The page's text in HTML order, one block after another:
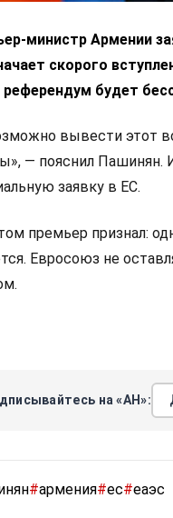
министр Армении
скорого
референдум будет
вывести этот
— пояснил Пашинян.
заявку в ЕС.
премьер признал:
Евросоюз не
на «АН»:
#армения#ес#еаэс